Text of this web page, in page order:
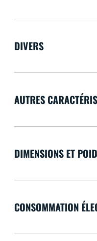
DIVERS
AUTRES
DIMENSIONS ET
CONSOMMATION